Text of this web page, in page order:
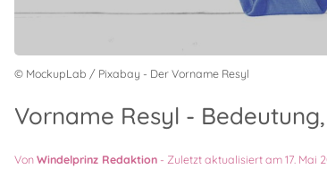
© MockupLab / Pixabay - Der Vorname Resyl
Vorname Resyl -
VonWindelprinz Redaktion - Zuletzt aktualisiert am 17. Mai